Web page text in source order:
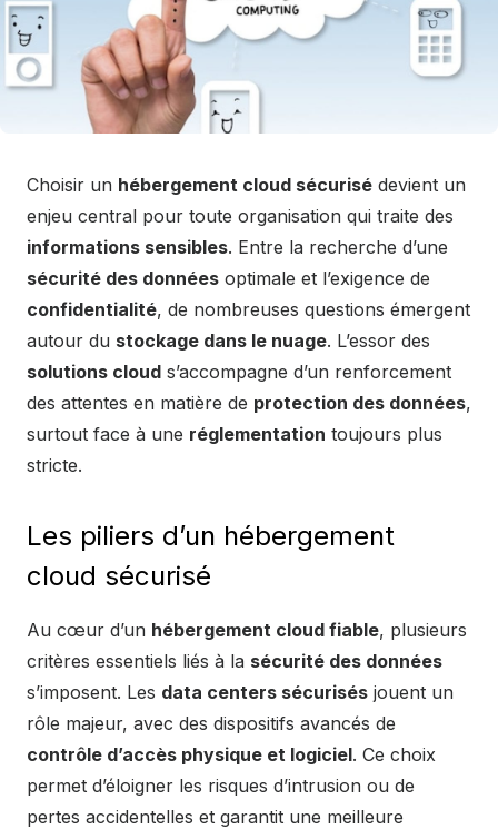
Choisir un hébergement cloud sécurisé devient un
enjeu central pour toute organisation qui traite des
informations sensibles. Entre la recherche d’une
sécurité des données optimale et l’exigence de
confidentialité, de nombreuses questions émergent
autour du stockage dans le nuage. L’essor des
solutions cloud s’accompagne d’un renforcement
des attentes en matière de protection des données,
surtout face à une réglementation toujours plus
stricte.
Les piliers d’un hébergement
cloud sécurisé
Au cœur d’un hébergement cloud fiable, plusieurs
critères essentiels liés à la sécurité des données
s’imposent. Les data centers sécurisés jouent un
rôle majeur, avec des dispositifs avancés de
contrôle d’accès physique et logiciel. Ce choix
permet d’éloigner les risques d’intrusion ou de
pertes accidentelles et garantit une meilleure